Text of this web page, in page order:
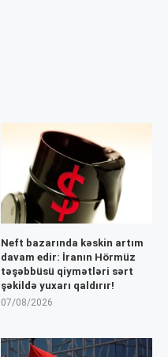
Neft bazarında kəskin artım
davam edir: İranın Hörmüz
təşəbbüsü qiymətləri sərt
şəkildə yuxarı qaldırır!
07/08/2026